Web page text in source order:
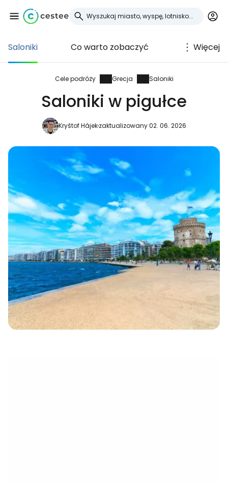
Saloniki Co warto zobaczyć Więcej
Cele podróży Grecja Saloniki
Saloniki w pigułce
Kryštof Hájekzaktualizowany 02. 06. 2026
Zaloguj się do
Cestee
... światowej społeczności podróżniczej
Kontynuuj z Facebookiem
Kontynuuj z e-mailem